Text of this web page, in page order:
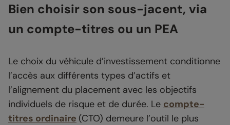
Bien choisir son sous-jacent, via
un compte-titres ou un PEA
Le choix du véhicule d’investissement conditionne
l’accès aux différents types d’actifs et
l’alignement du placement avec les objectifs
individuels de risque et de durée. Le compte-
titres ordinaire (CTO) demeure l’outil le plus